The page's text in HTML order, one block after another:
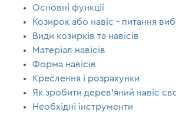
Основні функції
Козирок або навіс - питання
Види козирків та навісів
Матеріал навісів
Форма навісів
Креслення і розрахунки
Як зробити дерев'яний навіс
Необхідні інструменти